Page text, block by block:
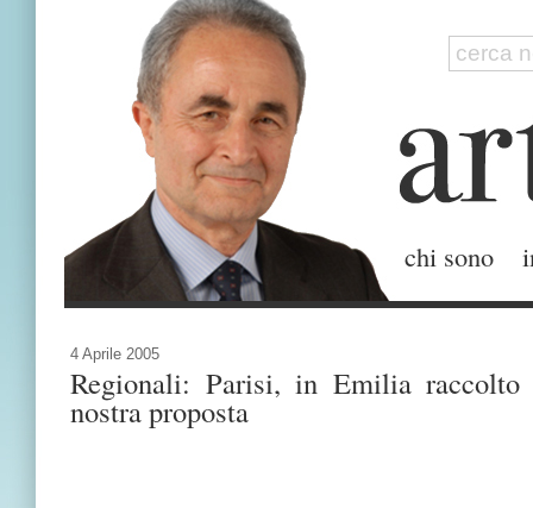
chi sono
4 Aprile 2005
Regionali: Parisi, in Emilia
nostra proposta